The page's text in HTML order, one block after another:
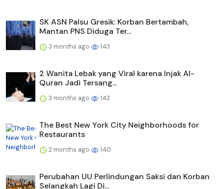
SK ASN Palsu Gresik: Korban Bertambah,
Mantan PNS Diduga Ter...
3 months ago 143
2 Wanita Lebak yang Viral karena Injak Al-
Quran Jadi Tersang...
3 months ago 143
The Best New York City Neighborhoods for
Restaurants
2 months ago 140
Perubahan UU Perlindungan Saksi dan Korban
Selangkah Lagi Di...